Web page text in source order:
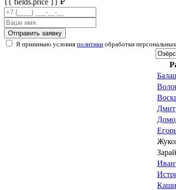
Отправить заявку
Я принимаю условия политики обработки